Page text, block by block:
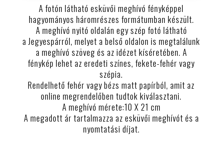
A fotón látható esküvői meghívó fényképpel
hagyományos háromrészes formátumban készült.
A meghívó nyitó oldalán egy szép fotó látható
a Jegyespárról, melyet a belső oldalon is megtalálunk
a meghívó szöveg és az idézet kíséretében. A
fénykép lehet az eredeti színes, fekete-fehér vagy
szépia.
Rendelhető fehér vagy bézs matt papírból, amit az
online megrendelőben tudtok kiválasztani.
A meghívó mérete:10 X 21 cm
A megadott ár tartalmazza az esküvői meghívót és a
nyomtatási díjat.